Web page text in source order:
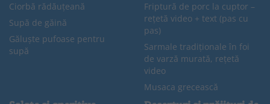
Ciorbă rădăuțeană
Supă de găină
Găluște pufoase pentru
supă
Friptură de porc la cuptor –
rețetă video + text (pas cu
pas)
Sarmale tradiționale în foi
de varză murată, rețetă
video
Musaca grecească